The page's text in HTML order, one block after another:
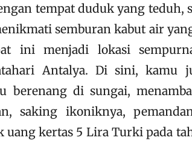
tempat duduk yang teduh,
semburan kabut air
ini menjadi lokasi
Antalya. Di sini, kamu
berenang di sungai,
saking ikoniknya,
kertas 5 Lira Turki pada